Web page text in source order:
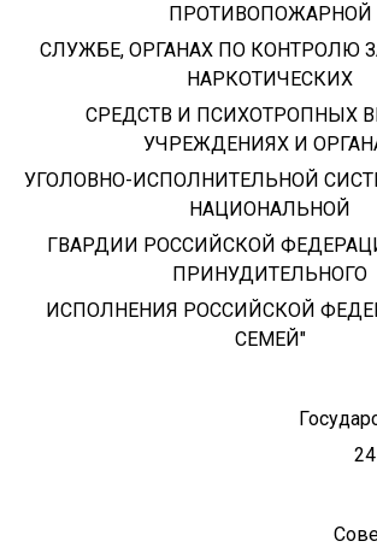
ПРОТИВОПОЖАРНОЙ
СЛУЖБЕ, ОРГАНАХ ПО КОНТРОЛЮ
НАРКОТИЧЕСКИХ
СРЕДСТВ И ПСИХОТРОПНЫХ
УЧРЕЖДЕНИЯХ И
УГОЛОВНО-ИСПОЛНИТЕЛЬНОЙ
НАЦИОНАЛЬНОЙ
ГВАРДИИ РОССИЙСКОЙ
ПРИНУДИТЕЛЬНОГО
ИСПОЛНЕНИЯ РОССИЙСКОЙ
СЕМЕЙ"